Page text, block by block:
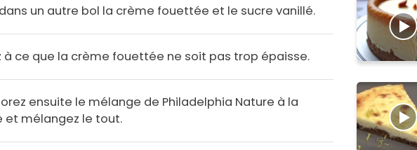
un autre bol la crème fouettée et le sucre vanillé.
à ce que la crème fouettée ne soit pas trop épaisse.
ensuite le mélange de Philadelphia Nature à la
et mélangez le tout.